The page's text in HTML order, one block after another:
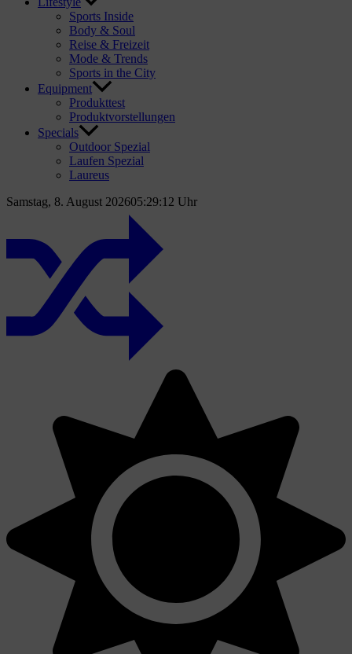
Sports Inside
Body & Soul
Reise & Freizeit
Mode & Trends
Sports in the City
Equipment
Produkttest
Produktvorstellungen
Specials
Outdoor Spezial
Laufen Spezial
Laureus
Samstag, 8. August 202605:29:13 Uhr